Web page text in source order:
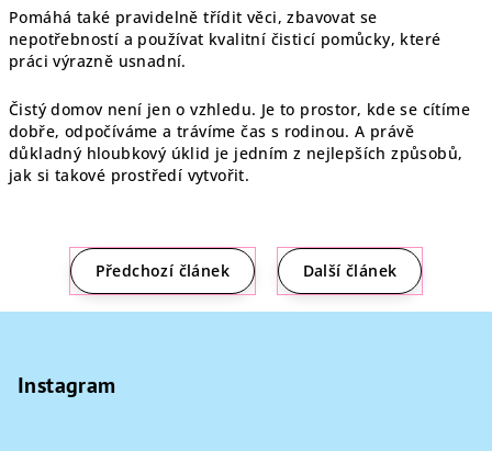
Pomáhá také pravidelně třídit věci, zbavovat se
nepotřebností a používat kvalitní čisticí pomůcky, které
práci výrazně usnadní.
Čistý domov není jen o vzhledu. Je to prostor, kde se cítíme
dobře, odpočíváme a trávíme čas s rodinou. A právě
důkladný hloubkový úklid je jedním z nejlepších způsobů,
jak si takové prostředí vytvořit.
Předchozí článek Další článek
Z
Instagram